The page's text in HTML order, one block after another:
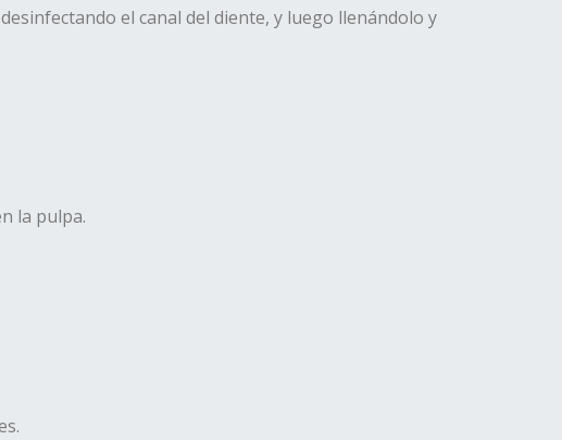
el canal del diente, y luego llenándolo y
la pulpa.